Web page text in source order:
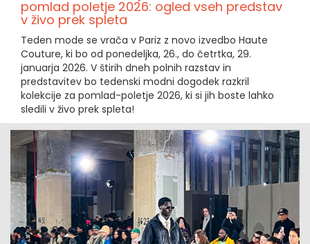
pomlad poletje 2026: ogled vseh predstav
v živo prek spleta
Teden mode se vrača v Pariz z novo izvedbo Haute
Couture, ki bo od ponedeljka, 26., do četrtka, 29.
januarja 2026. V štirih dneh polnih razstav in
predstavitev bo tedenski modni dogodek razkril
kolekcije za pomlad-poletje 2026, ki si jih boste lahko
sledili v živo prek spleta!